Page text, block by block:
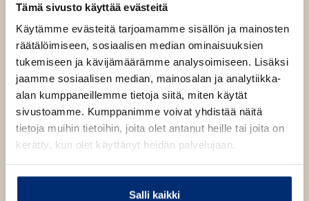
Tämä sivusto käyttää evästeitä
Käytämme evästeitä tarjoamamme sisällön ja mainosten
räätälöimiseen, sosiaalisen median ominaisuuksien
tukemiseen ja kävijämäärämme analysoimiseen. Lisäksi
jaamme sosiaalisen median, mainosalan ja analytiikka-
alan kumppaneillemme tietoja siitä, miten käytät
sivustoamme. Kumppanimme voivat yhdistää näitä
tietoja muihin tietoihin, joita olet antanut heille tai joita on
kerätty, kun olet käyttänyt heidän palvelujaan.
Salli kaikki
u
k
e
a
a
u
u
t
e
n
e
t
A
u
k
e
a
a
u
u
e
Pentti Kirstilä
Pentti Kirstilä(1948–2021) kirjoitti dekkareiden lisäksi
näytelmiä, kuunnelmia ja tv-käsikirjoituksia.